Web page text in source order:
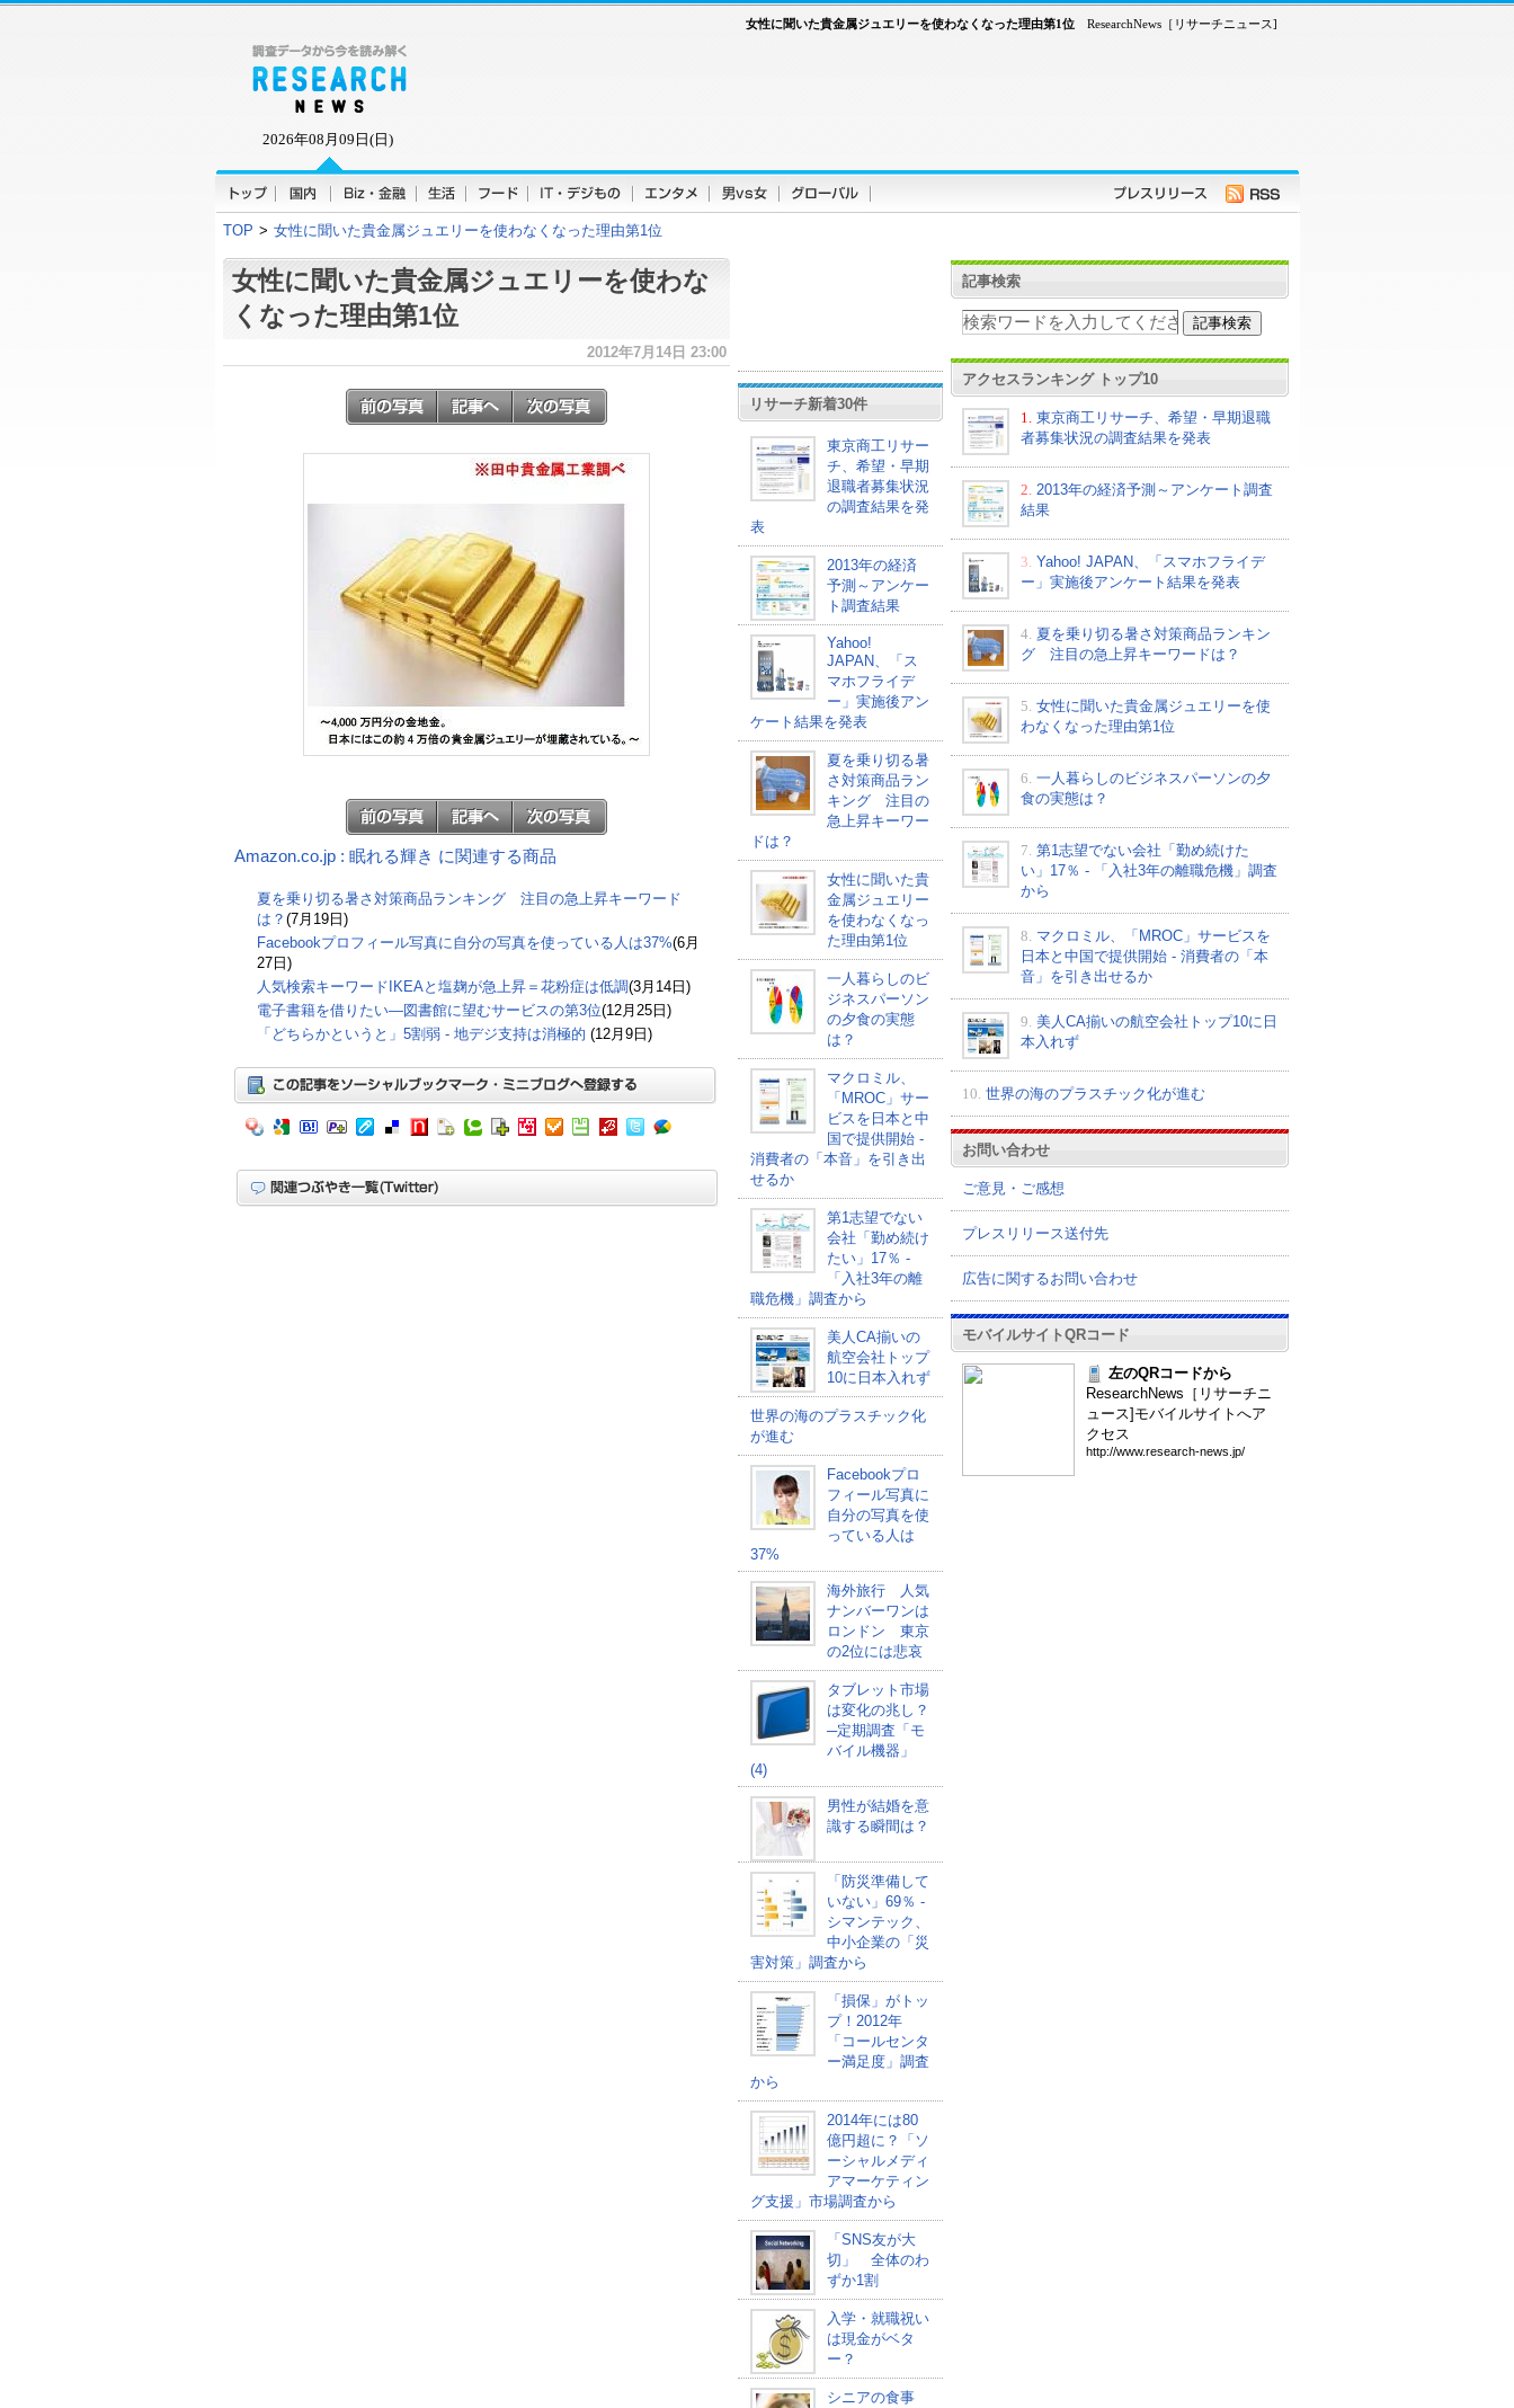
2026年08月09日(日)
ResearchNews［リサーチニュース]
女性に聞いた貴金属ジュエリーを使わなくなった理由第1位
TOP > 女性に聞いた貴金属ジュエリーを使わなくなった理由第1位
女性に聞いた貴金属ジュエリーを使わな
くなった理由第1位
2012年7月14日 23:00
Amazon.co.jp : 眠れる輝き に関連する商品
夏を乗り切る暑さ対策商品ランキング 注目の急上昇キーワード
は？ (7月19日)
Facebookプロフィール写真に自分の写真を使っている人は37%(6月
27日)
人気検索キーワードIKEAと塩麹が急上昇＝花粉症は低調(3月14日)
電子書籍を借りたい―図書館に望むサービスの第3位(12月25日)
「どちらかというと」5割弱 - 地デジ支持は消極的 (12月9日)
リサーチ新着30件
東京商工リサー
チ、希望・早期
退職者募集状況
の調査結果を発
表
2013年の経済
予測～アンケー
ト調査結果
Yahoo!
JAPAN、「ス
マホフライデ
ー」実施後アン
ケート結果を発表
夏を乗り切る暑
さ対策商品ラン
キング 注目の
急上昇キーワー
ドは？
女性に聞いた貴
金属ジュエリー
を使わなくなっ
た理由第1位
一人暮らしのビ
ジネスパーソン
の夕食の実態
は？
マクロミル、
「MROC」サー
ビスを日本と中
国で提供開始 -
消費者の「本音」を引き出
せるか
第1志望でない
会社「勤め続け
たい」17％ -
「入社3年の離
職危機」調査から
美人CA揃いの
航空会社トップ
10に日本入れず
世界の海のプラスチック化
が進む
Facebookプロ
フィール写真に
自分の写真を使
っている人は
37%
海外旅行 人気
ナンバーワンは
ロンドン 東京
の2位には悲哀
タブレット市場
は変化の兆し？
─定期調査「モ
バイル機器」
(4)
男性が結婚を意
識する瞬間は？
「防災準備して
いない」69％ -
シマンテック、
中小企業の「災
害対策」調査から
「損保」がトッ
プ！2012年
「コールセンタ
ー満足度」調査
から
2014年には80
億円超に？「ソ
ーシャルメディ
アマーケティン
グ支援」市場調査から
「SNS友が大
切」 全体のわ
ずか1割
入学・就職祝い
は現金がベタ
ー？
シニアの食事
記事検索
アクセスランキング トップ10
1.
東京商工リサーチ、希望・早期退職
者募集状況の調査結果を発表
2. 2013年の経済予測～アンケート調査
結果
3. Yahoo! JAPAN、「スマホフライデ
ー」実施後アンケート結果を発表
4. 夏を乗り切る暑さ対策商品ランキン
グ 注目の急上昇キーワードは？
5. 女性に聞いた貴金属ジュエリーを使
わなくなった理由第1位
6. 一人暮らしのビジネスパーソンの夕
食の実態は？
7. 第1志望でない会社「勤め続けた
い」17％ - 「入社3年の離職危機」調査
から
8. マクロミル、「MROC」サービスを
日本と中国で提供開始 - 消費者の「本
音」を引き出せるか
9. 美人CA揃いの航空会社トップ10に日
本入れず
10. 世界の海のプラスチック化が進む
お問い合わせ
ご意見・ご感想
プレスリリース送付先
広告に関するお問い合わせ
モバイルサイトQRコード
左のQRコードから
ResearchNews［リサーチニ
ュース]モバイルサイトへア
クセス
http://www.research-news .jp/